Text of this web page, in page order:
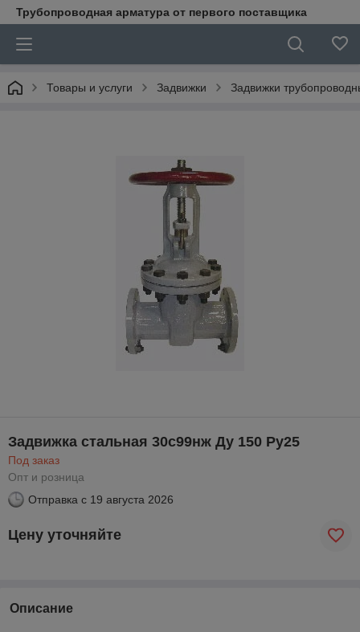
Трубопроводная арматура от первого поставщика
Товары и услуги Задвижки Задвижки
Задвижка стальная 30с99нж Ду 150 Ру25
Под заказ
Опт и розница
Отправка с 19 августа 2026
Цену уточняйте
Описание